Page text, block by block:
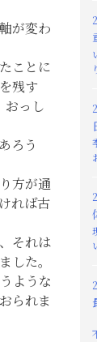
が変わ
ことに
残す
おっし
ろう
方が通
れば古
それは
した。
ような
られま